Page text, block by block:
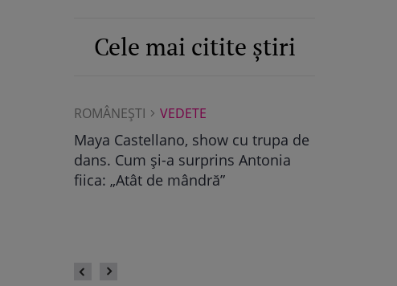
Cele mai citite știri
ROMÂNEŞTI VEDETE
Maya Castellano, show cu trupa de
dans. Cum și-a surprins Antonia
fiica: „Atât de mândră”